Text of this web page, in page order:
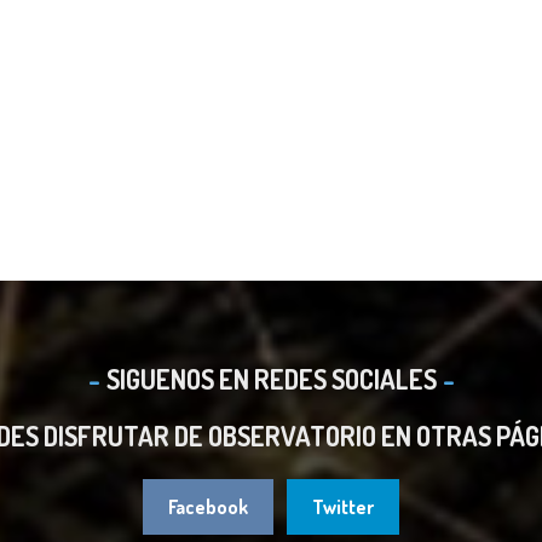
SIGUENOS EN REDES SOCIALES
DISFRUTAR DE OBSERVATORIO EN OTRAS
Facebook Twitter